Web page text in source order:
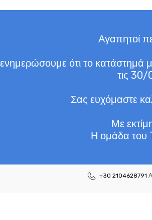
Αγαπητοί
ότι το κατάστημά
τις 30/
Σας ευχόμαστε
Με
Η ομάδα του
+30 2104628791